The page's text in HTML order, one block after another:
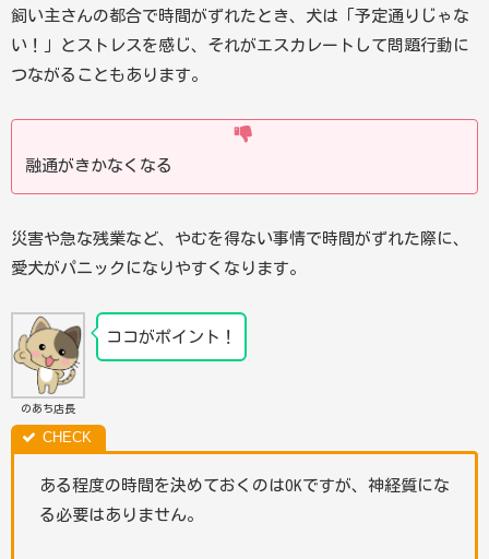
飼い主さんの都合で時間がずれたとき、犬は「予定通りじゃな
い！」とストレスを感じ、それがエスカレートして問題行動に
つながることもあります。
融通がきかなくなる
災害や急な残業など、やむを得ない事情で時間がずれた際に、
愛犬がパニックになりやすくなります。
のあち店長
ココがポイント！
ある程度の時間を決めておくのはOKですが、神経質にな
る必要はありません。